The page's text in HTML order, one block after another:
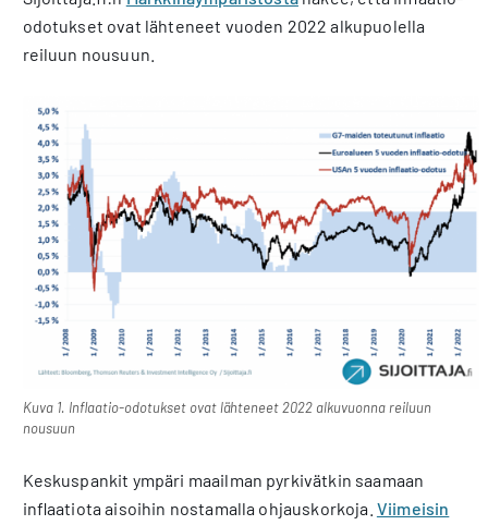
odotukset ovat lähteneet vuoden 2022 alkupuolella
reiluun nousuun.
Kuva 1. Inflaatio-odotukset ovat lähteneet 2022 alkuvuonna reiluun
nousuun
Keskuspankit ympäri maailman pyrkivätkin saamaan
inflaatiota aisoihin nostamalla ohjauskorkoja. Viimeisin